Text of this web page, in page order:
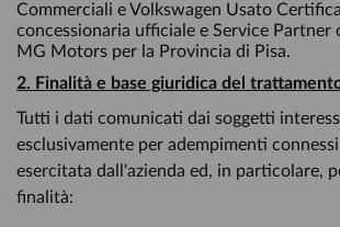
Commerciali e Volkswagen Usato
concessionaria ufficiale e Service Partner
MG Motors per la Provincia di Pisa.
2. Finalità e base giuridica del
Tutti i dati comunicati dai soggetti
esclusivamente per adempimenti
esercitata dall'azienda ed, in particolare,
finalità: